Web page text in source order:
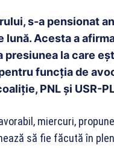
s-a pensionat
lună. Acesta a
la care
funcția de
PNL și USR-
miercuri,
să fie făcută în